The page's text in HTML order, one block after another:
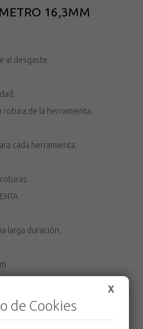
16,3MM
al desgaste.
de la herramienta.
cada herramienta.
larga duración.
X
de Cookies